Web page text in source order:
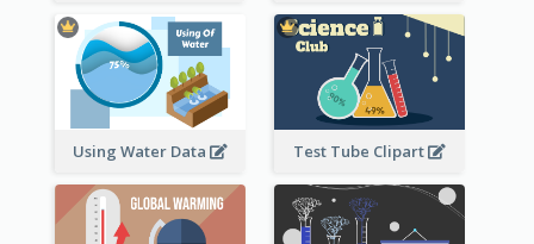
Using Water Data Test Tube Clipart